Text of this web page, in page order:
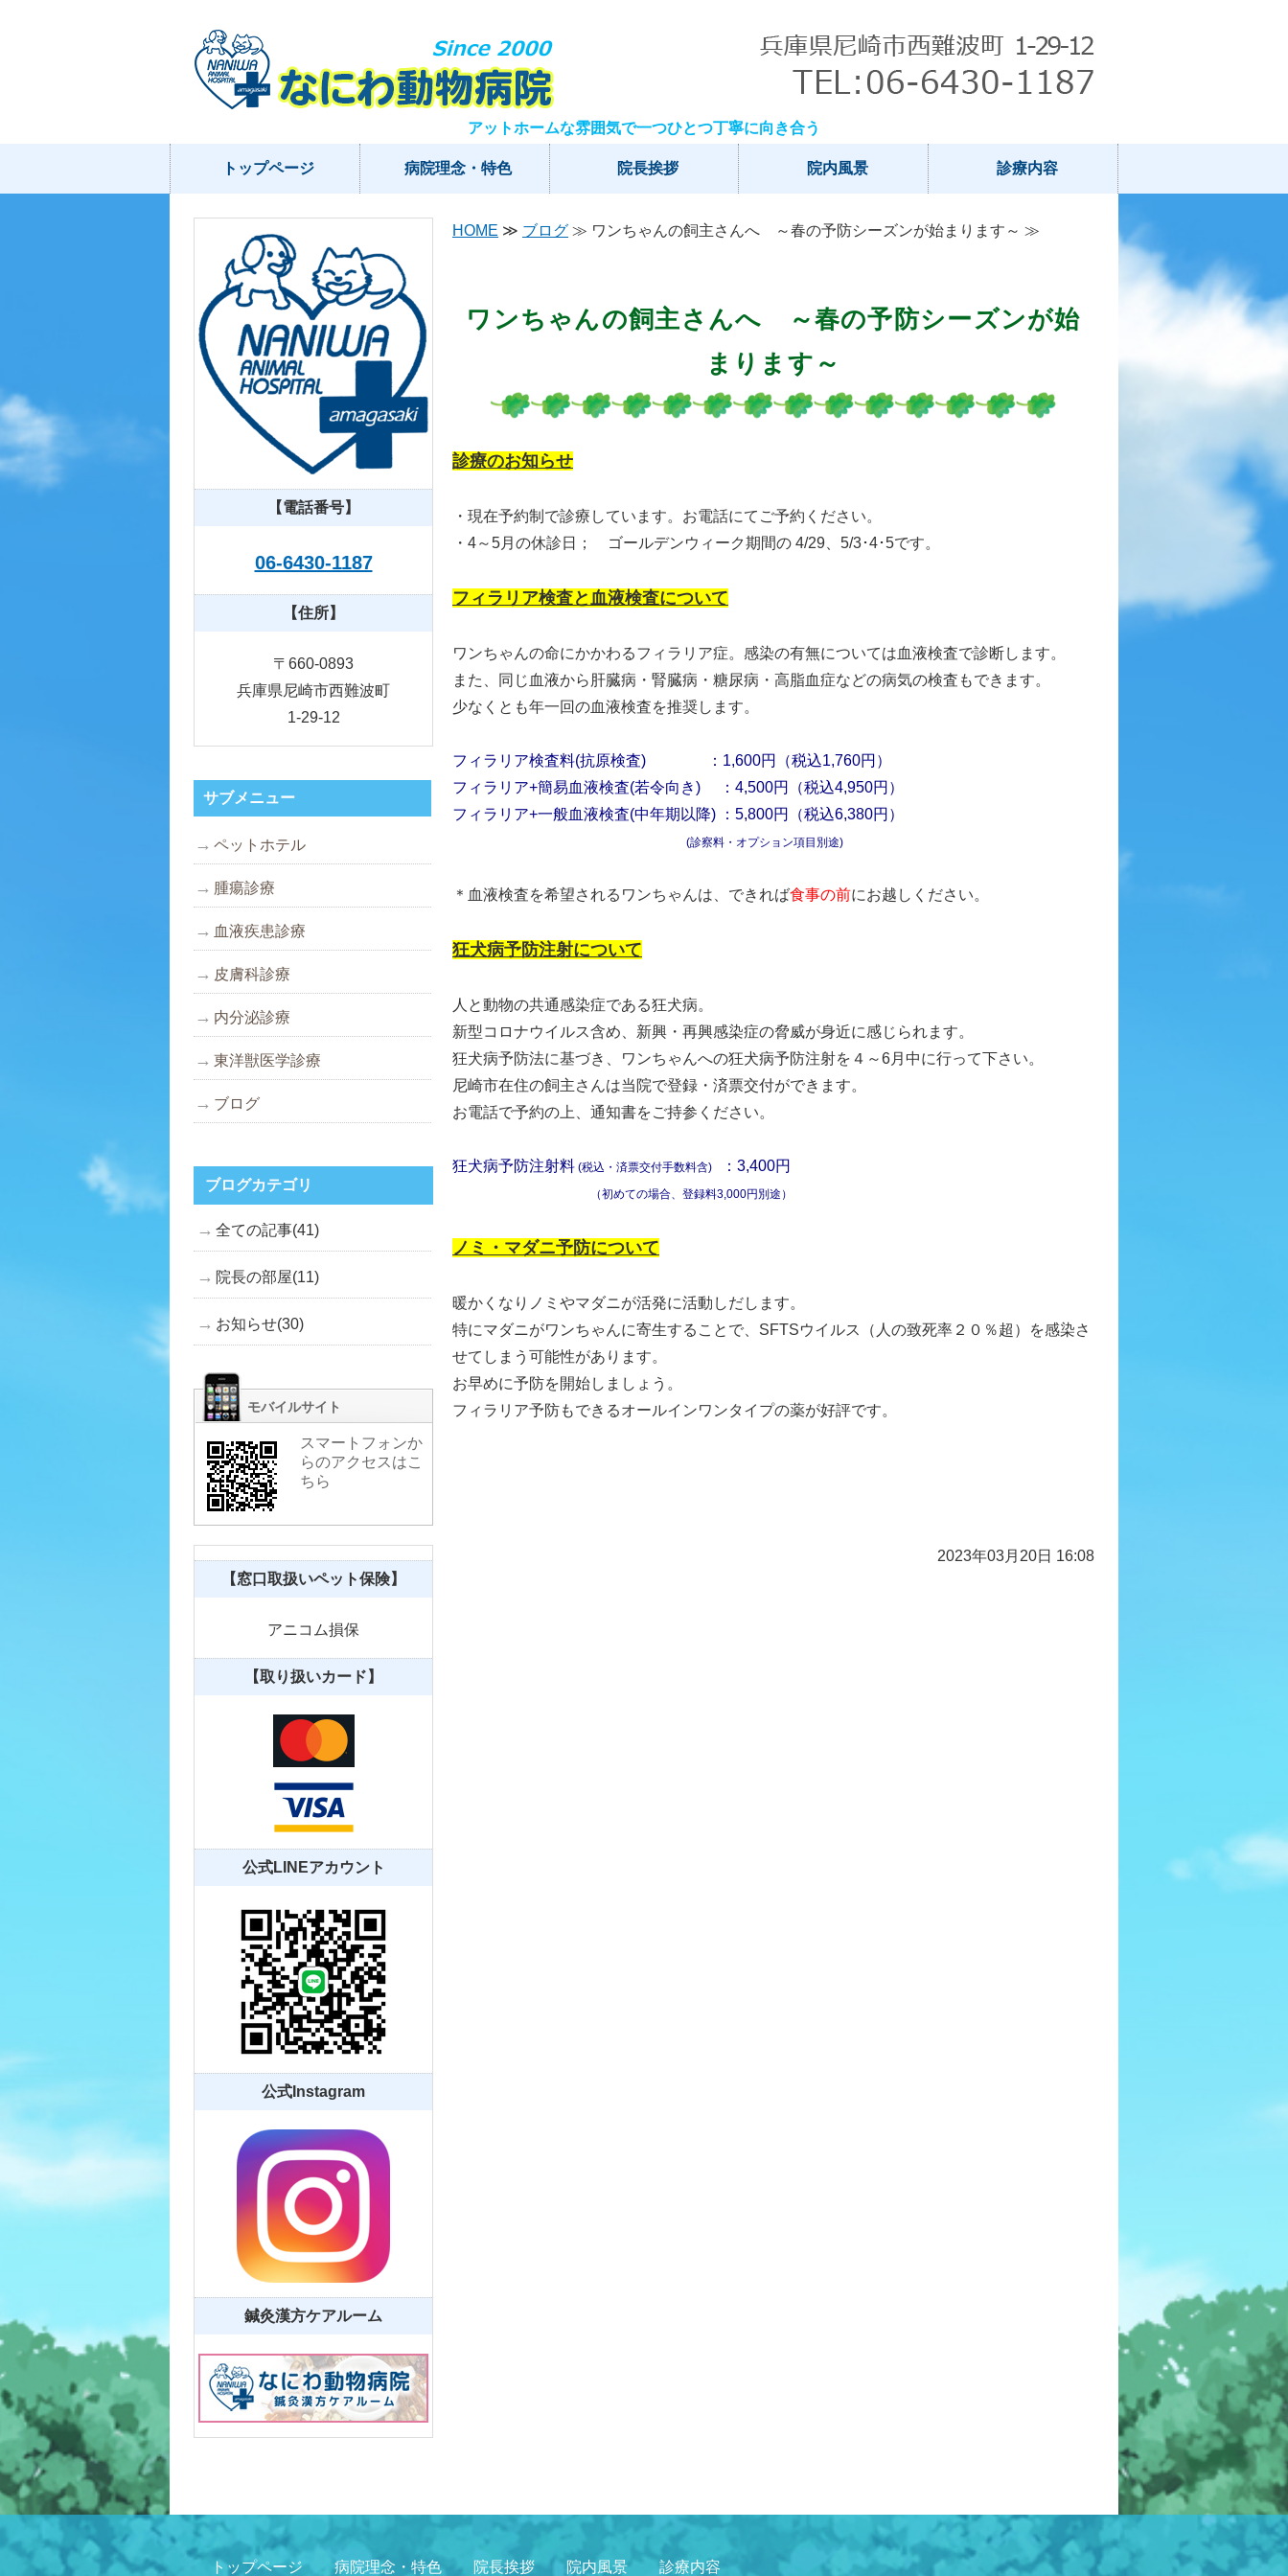
なにわ動物病院｜兵庫県尼崎市
アットホームな雰囲気で一つひとつ丁寧に向き合う
トップページ 病院理念・特色 院長挨拶 院内風景 診療内容
HOME ≫ ブログ ≫ ワンちゃんの飼主さんへ ～春の予防シーズンが始まります～ ≫
ワンちゃんの飼主さんへ ～春の予防シーズンが始
まります～
診療のお知らせ
・現在予約制で診療しています。お電話にてご予約ください。
・4～5月の休診日； ゴールデンウィーク期間の 4/29、5/3･4･5です。
フィラリア検査と血液検査について
ワンちゃんの命にかかわるフィラリア症。感染の有無については血液検査で診断します。
また、同じ血液から肝臓病・腎臓病・糖尿病・高脂血症などの病気の検査もできます。
少なくとも年一回の血液検査を推奨します。
フィラリア検査料(抗原検査) ：1,600円（税込1,760円）
フィラリア+簡易血液検査(若令向き) ：4,500円（税込4,950円）
フィラリア+一般血液検査(中年期以降) ：5,800円（税込6,380円）
(診察料・オプション項目別途)
＊血液検査を希望されるワンちゃんは、できれば食事の前にお越しください。
狂犬病予防注射について
人と動物の共通感染症である狂犬病。
新型コロナウイルス含め、新興・再興感染症の脅威が身近に感じられます。
狂犬病予防法に基づき、ワンちゃんへの狂犬病予防注射を４～6月中に行って下さい。
尼崎市在住の飼主さんは当院で登録・済票交付ができます。
お電話で予約の上、通知書をご持参ください。
狂犬病予防注射料 (税込・済票交付手数料含) ：3,400円
（初めての場合、登録料3,000円別途）
ノミ・マダニ予防について
暖かくなりノミやマダニが活発に活動しだします。
特にマダニがワンちゃんに寄生することで、SFTSウイルス（人の致死率２０％超）を感染さ
せてしまう可能性があります。
お早めに予防を開始しましょう。
フィラリア予防もできるオールインワンタイプの薬が好評です。
2023年03月20日 16:08
【電話番号】
06-6430-1187
【住所】
〒660-0893
兵庫県尼崎市西難波町
1-29-12
サブメニュー
ペットホテル
腫瘍診療
血液疾患診療
皮膚科診療
内分泌診療
東洋獣医学診療
ブログ
ブログカテゴリ
全ての記事(41)
院長の部屋(11)
お知らせ(30)
モバイルサイト
スマートフォンか
らのアクセスはこ
ちら
【窓口取扱いペット保険】
アニコム損保
【取り扱いカード】
公式LINEアカウント
公式Instagram
鍼灸漢方ケアルーム
トップページ 病院理念・特色 院長挨拶 院内風景 診療内容